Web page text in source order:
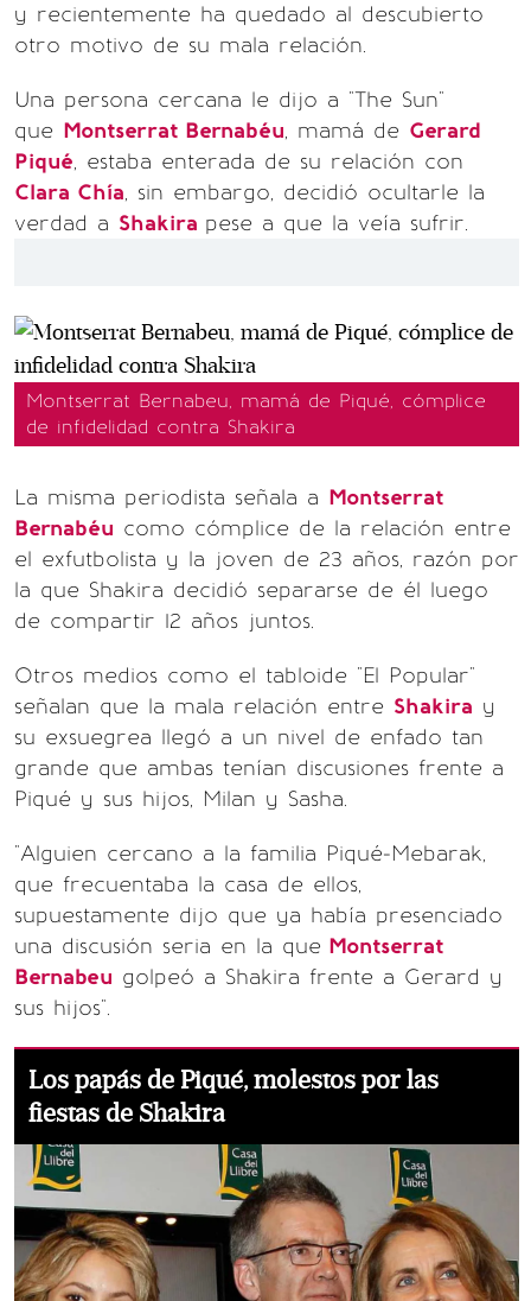
y recientemente ha quedado al descubierto
otro motivo de su mala relación.
Una persona cercana le dijo a "The Sun"
que Montserrat Bernabéu, mamá de Gerard
Piqué, estaba enterada de su relación con
Clara Chía, sin embargo, decidió ocultarle la
verdad a Shakira pese a que la veía sufrir.
Montserrat Bernabeu, mamá de Piqué, cómplice
de infidelidad contra Shakira
La misma periodista señala a Montserrat
Bernabéu como cómplice de la relación entre
el exfutbolista y la joven de 23 años, razón por
la que Shakira decidió separarse de él luego
de compartir 12 años juntos.
Otros medios como el tabloide "El Popular"
señalan que la mala relación entre Shakira y
su exsuegrea llegó a un nivel de enfado tan
grande que ambas tenían discusiones frente a
Piqué y sus hijos, Milan y Sasha.
"Alguien cercano a la familia Piqué-Mebarak,
que frecuentaba la casa de ellos,
supuestamente dijo que ya había presenciado
una discusión seria en la que Montserrat
Bernabeu golpeó a Shakira frente a Gerard y
sus hijos".
Los papás de Piqué, molestos por las
fiestas de Shakira